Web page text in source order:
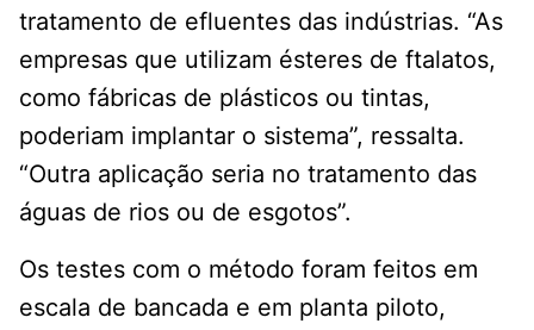
tratamento de efluentes das indústrias. “As
empresas que utilizam ésteres de ftalatos,
como fábricas de plásticos ou tintas,
poderiam implantar o sistema”, ressalta.
“Outra aplicação seria no tratamento das
águas de rios ou de esgotos”.
Os testes com o método foram feitos em
escala de bancada e em planta piloto,